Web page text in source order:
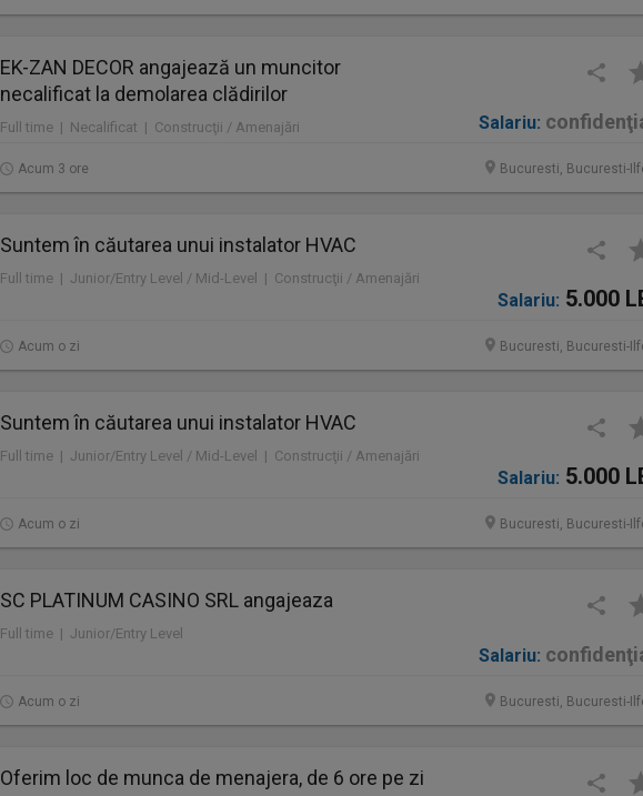
EK-ZAN DECOR angajează un muncitor
necalificat la demolarea clădirilor
Full time | Necalificat | Construcţii / Amenajări Salariu:
Acum 3 ore Bucuresti, Bucuresti-
Suntem în căutarea unui instalator HVAC
Full time | Junior/Entry Level / Mid-Level | Construcţii / Amenajări
Salariu: 5.000
Acum o zi Bucuresti, Bucuresti-
Suntem în căutarea unui instalator HVAC
Full time | Junior/Entry Level / Mid-Level | Construcţii / Amenajări
Salariu: 5.000
Acum o zi Bucuresti, Bucuresti-
SC PLATINUM CASINO SRL angajeaza
Full time | Junior/Entry Level
Salariu:
Acum o zi Bucuresti, Bucuresti-
Oferim loc de munca de menajera, de 6 ore pe zi